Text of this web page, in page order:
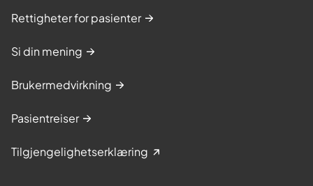
Rettigheter for pasienter
Si din mening
Brukermedvirkning
Pasientreiser
Tilgjengelighetserklæring